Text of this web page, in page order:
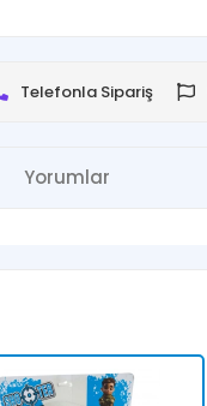
Telefonla Sipariş
Yorumlar